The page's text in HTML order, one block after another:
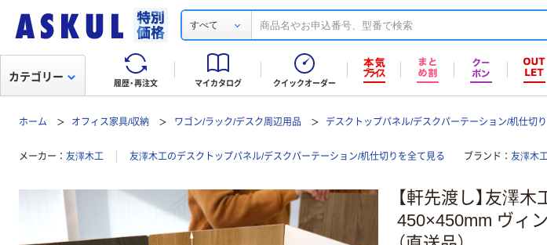
すべて
履歴・再注文 マイカタログ クイックオーダー
カテゴリー
ホーム オフィス家具/収納 ワゴン/ラック/デスク周辺用品 デスクトップパネル/デスクパーテーション/机仕切り
メーカー 友澤木工 友澤木工のデスクトップパネル/デスクパーテーション/机仕切りを全て見る ブランド 友澤木
【軒先渡し】友澤
450×450mm ヴィ